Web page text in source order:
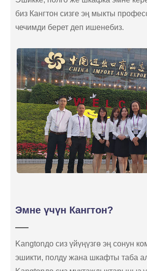
биз Кангтон сизге эң мыкты
чечимди берет деп ишенебиз.
Эмне үчүн Кангтон?
Kangtonдо сиз үйүңүзгө эң сонун
эшикти, полду жана шкафты таба